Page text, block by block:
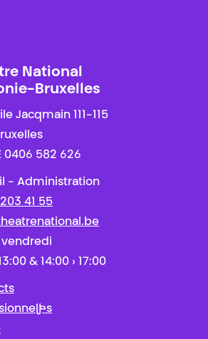
National
Bruxelles
Jacqmain 111-115
0406 582 626
- Administration
41 55
vendredi
& 14:00 › 17:00